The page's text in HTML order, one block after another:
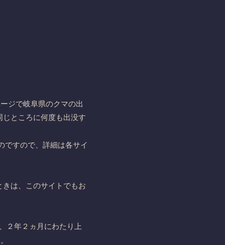
ジで岐阜県のクマの出
ところに何度も出没す
ですので、詳細は各サイ
は、このサイトでもお
２年２ヵ月にわたり上